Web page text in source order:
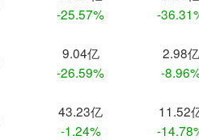
-25.57%
-
9.04亿
-26.59%
2.98亿
-
43.23亿
-1.24%
11.52
-